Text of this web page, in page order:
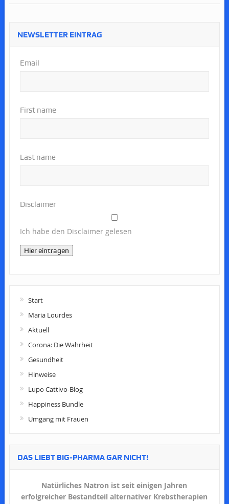
NEWSLETTER EINTRAG
Email
First name
Last name
Disclaimer
Ich habe den Disclaimer gelesen
Hier eintragen
Start
Maria Lourdes
Aktuell
Corona: Die Wahrheit
Gesundheit
Hinweise
Lupo Cattivo-Blog
Happiness Bundle
Umgang mit Frauen
DAS LIEBT BIG-PHARMA GAR NICHT!
Natürliches Natron ist seit einigen Jahren
erfolgreicher Bestandteil alternativer Krebstherapien